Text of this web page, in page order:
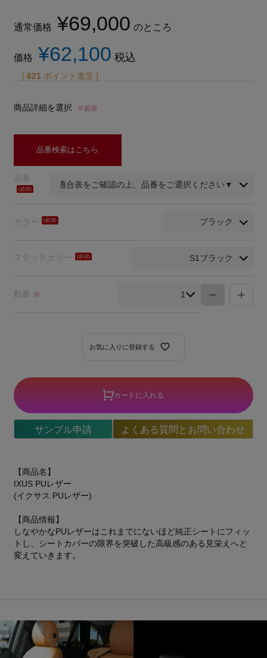
通常価格 ¥69,000 のところ
価格 ¥62,100 税込
[ 621 ポイント進呈 ]
商品詳細を選択 ※必須
品番検索はこちら
品番
カラー
ステッチカラー
お気に入りに登録する
数量 ※
カートに入れる
サンプル申請 よくある質問とお問い合わせ
【商品名】
IXUS PUレザー
(イクサス PUレザー)
【商品情報】
しなやかなPUレザーはこれまでにないほど純正シートにフィッ
トし、シートカバーの限界を突破した高級感のある見栄えへと
変えていきます。